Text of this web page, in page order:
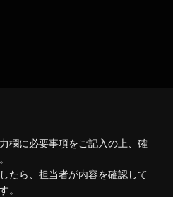
欄に必要事項をご記入の上、確
たら、担当者が内容を確認して
。